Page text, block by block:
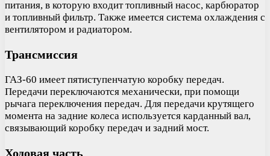
питания, в которую входит топливный насос, карбюратор
и топливный фильтр. Также имеется система охлаждения с
вентилятором и радиатором.
Трансмиссия
ГАЗ-60 имеет пятиступенчатую коробку передач.
Передачи переключаются механически, при помощи
рычага переключения передач. Для передачи крутящего
момента на задние колеса используется карданный вал,
связывающий коробку передач и задний мост.
Ходовая часть